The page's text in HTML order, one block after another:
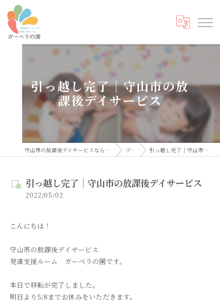
引っ越し完了｜守山市の放
課後デイサービス
守山市の放課後デイサービスなら発達支援ルーム ガーベラの園 ブログ 引っ越し完了｜守山市の放課後デイサービス
引っ越し完了｜守山市の放課後デイサービス
2022/05/02
こんにちは！
守山市の放課後デイサービス
発達支援ルーム ガーベラの園です。
本日で移転が完了しました。
明日より5/8までお休みをいただきます。